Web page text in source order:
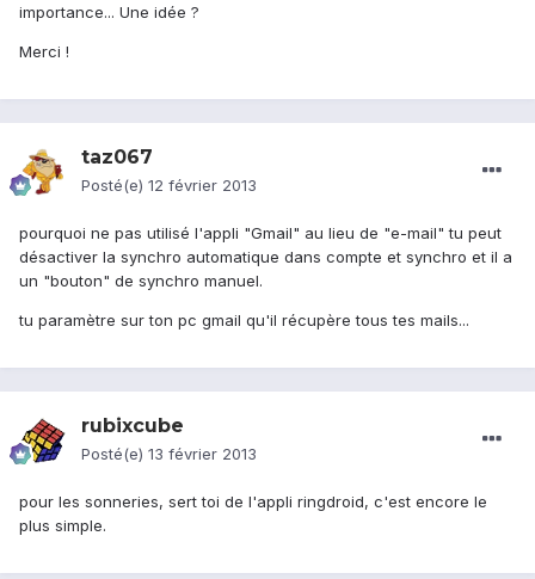
importance... Une idée ?
Merci !
taz067
Posté(e) 12 février 2013
pourquoi ne pas utilisé l'appli "Gmail" au lieu de "e-mail" tu peut
désactiver la synchro automatique dans compte et synchro et il a
un "bouton" de synchro manuel.
tu paramètre sur ton pc gmail qu'il récupère tous tes mails...
rubixcube
Posté(e) 13 février 2013
pour les sonneries, sert toi de l'appli ringdroid, c'est encore le
plus simple.